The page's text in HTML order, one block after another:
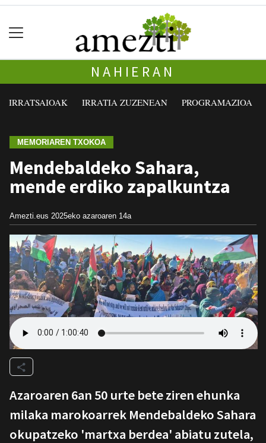
NAHIERAN
IRRATSAIOAK IRRATIA ZUZENEAN PROGRAMAZIOA
MEMORIAREN TXOKOA
Mendebaldeko Sahara,
mende erdiko zapalkuntza
Amezti.eus 2025eko azaroaren 14a
Azaroaren 6an 50 urte bete ziren ehunka
milaka marokoarrek Mendebaldeko Sahara
okupatzeko 'martxa berdea' abiatu zutela,